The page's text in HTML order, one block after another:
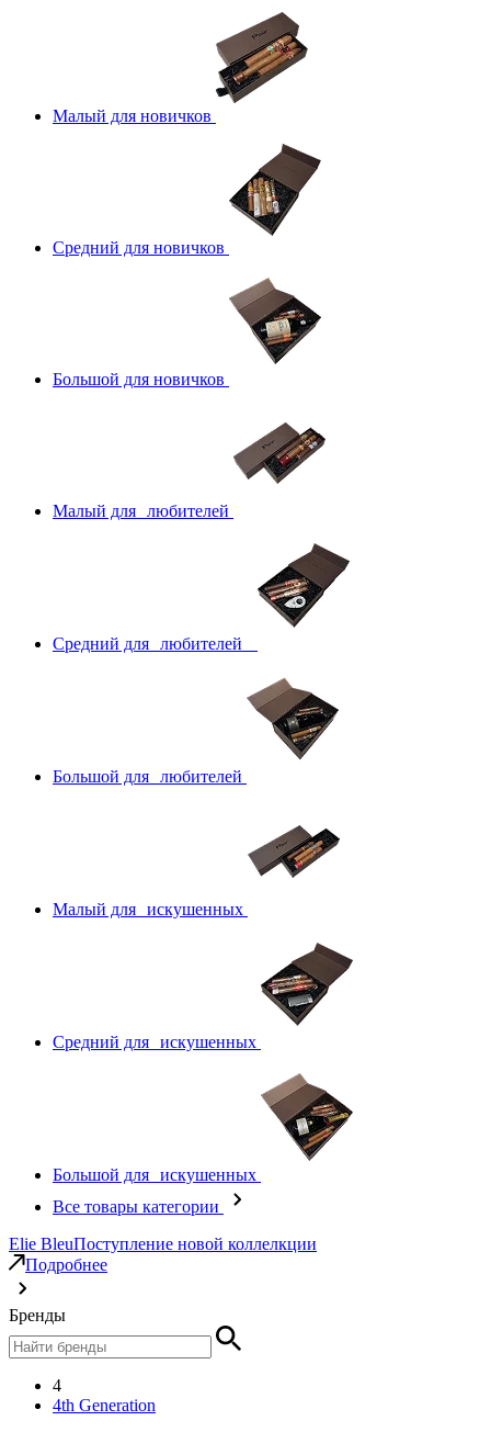
Малый для новичков
Средний для новичков
Большой для новичков
Малый для любителей
Средний для любителей
Большой для любителей
Малый для искушенных
Средний для искушенных
Большой для искушенных
Все товары категории
Elie BleuПоступление новой коллелкции
Подробнее
Бренды
4
4th Generation